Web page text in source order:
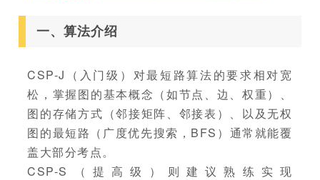
一、算法介绍
CSP-J（入门级）对最短路算法的要求相对宽
松，掌握图的基本概念（如节点、边、权重）、
图的存储方式（邻接矩阵、邻接表）、以及无权
图的最短路（广度优先搜索，BFS）通常就能覆
盖大部分考点。
CSP-S（提高级）则建议熟练实现